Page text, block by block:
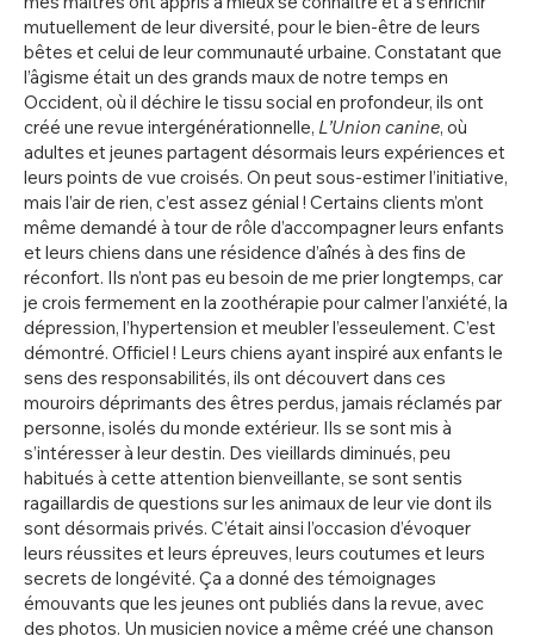
mutuellement de leur diversité, pour le bien-être de leurs
bêtes et celui de leur communauté urbaine. Constatant que
l’âgisme était un des grands maux de notre temps en
Occident, où il déchire le tissu social en profondeur, ils ont
créé une revue intergénérationnelle, L’Union canine, où
adultes et jeunes partagent désormais leurs expériences et
leurs points de vue croisés. On peut sous-estimer l’initiative,
mais l’air de rien, c’est assez génial ! Certains clients m’ont
même demandé à tour de rôle d’accompagner leurs enfants
et leurs chiens dans une résidence d’aînés à des fins de
réconfort. Ils n’ont pas eu besoin de me prier longtemps, car
je crois fermement en la zoothérapie pour calmer l’anxiété, la
dépression, l’hypertension et meubler l’esseulement. C’est
démontré. Officiel ! Leurs chiens ayant inspiré aux enfants le
sens des responsabilités, ils ont découvert dans ces
mouroirs déprimants des êtres perdus, jamais réclamés par
personne, isolés du monde extérieur. Ils se sont mis à
s’intéresser à leur destin. Des vieillards diminués, peu
habitués à cette attention bienveillante, se sont sentis
ragaillardis de questions sur les animaux de leur vie dont ils
sont désormais privés. C’était ainsi l’occasion d’évoquer
leurs réussites et leurs épreuves, leurs coutumes et leurs
secrets de longévité. Ça a donné des témoignages
émouvants que les jeunes ont publiés dans la revue, avec
des photos. Un musicien novice a même créé une chanson